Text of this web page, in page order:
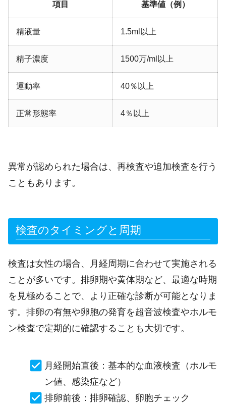
項目 基準値（例）
精液量 1.5ml以上
精子濃度 1500万/ml以上
運動率 40％以上
正常形態率 4％以上
異常が認められた場合は、再検査や追加検査を行う
こともあります。
検査のタイミングと周期
検査は女性の場合、月経周期に合わせて実施される
ことが多いです。排卵期や黄体期など、最適な時期
を見極めることで、より正確な診断が可能となりま
す。排卵の有無や卵胞の発育を超音波検査やホルモ
ン検査で定期的に確認することも大切です。
月経開始直後：基本的な血液検査（ホルモ
ン値、感染症など）
排卵前後：排卵確認、卵胞チェック